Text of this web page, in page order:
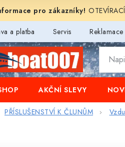
a platba Servis Reklamace
AKČNÍ SLEVY
PŘÍSLUŠENSTVÍ K ČLUNŮM